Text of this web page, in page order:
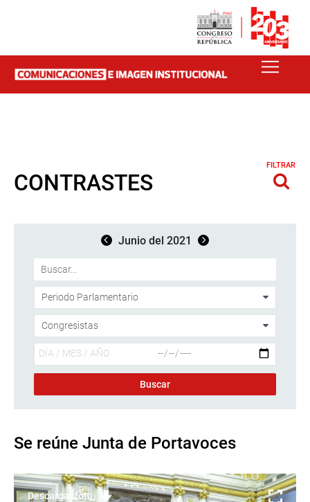
CONTRASTES
FILTRAR
Junio del 2021
Se reúne Junta de Portavoces
Descargar foto